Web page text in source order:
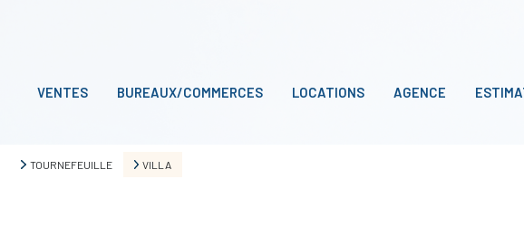
VENTES BUREAUX/COMMERCES LOCATIONS AGENCE
TOURNEFEUILLE VILLA